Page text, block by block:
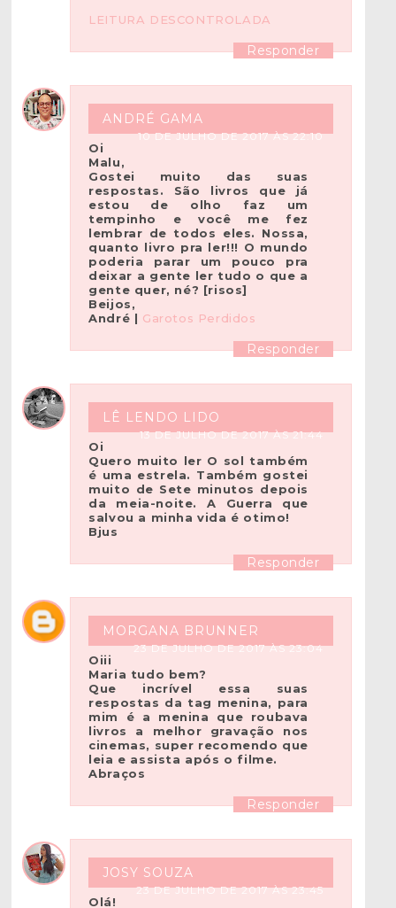
LEITURA DESCONTROLADA
Responder
ANDRÉ GAMA
10 DE JULHO DE 2017 ÀS 22:10
Oi
Malu,
Gostei muito das suas
respostas. São livros que já
estou de olho faz um
tempinho e você me fez
lembrar de todos eles. Nossa,
quanto livro pra ler!!! O mundo
poderia parar um pouco pra
deixar a gente ler tudo o que a
gente quer, né? [risos]
Beijos,
André | Garotos Perdidos
Responder
LÊ LENDO LIDO
13 DE JULHO DE 2017 ÀS 21:44
Oi
Quero muito ler O sol também
é uma estrela. Também gostei
muito de Sete minutos depois
da meia-noite. A Guerra que
salvou a minha vida é otimo!
Bjus
Responder
MORGANA BRUNNER
23 DE JULHO DE 2017 ÀS 23:04
Oiii
Maria tudo bem?
Que incrível essa suas
respostas da tag menina, para
mim é a menina que roubava
livros a melhor gravação nos
cinemas, super recomendo que
leia e assista após o filme.
Abraços
Responder
JOSY SOUZA
23 DE JULHO DE 2017 ÀS 23:45
Olá!